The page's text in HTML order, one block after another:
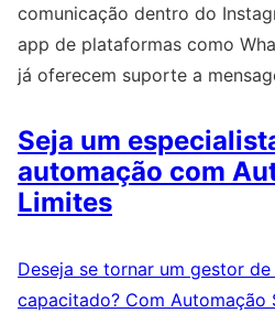
comunicação dentro do
app de plataformas como
já oferecem suporte a
Seja um
automação com
Limites
Deseja se tornar um gestor
capacitado? Com Automação